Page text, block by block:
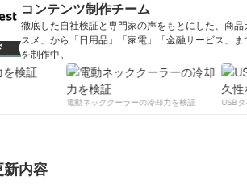
コンテンツ制作チーム
徹底した自社検証と専門家の声をもとにした、商
スメ」から「日用品」「家電」「金融サービス」
を制作中。
コンテンツ制作チームのプロフィール
電動ネッククーラーの冷却力を検証
USBタ
新内容